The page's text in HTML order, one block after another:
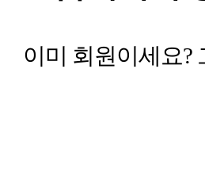
이미 회원이세요?